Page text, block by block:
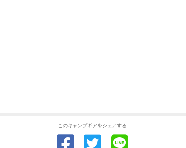
このキャンプギアをシェアする